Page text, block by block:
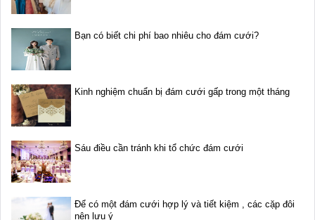
Bạn có biết chi phí bao nhiêu cho đám cưới?
Kinh nghiệm chuẩn bị đám cưới gấp trong một tháng
Sáu điều cần tránh khi tổ chức đám cưới
Để có một đám cưới hợp lý và tiết kiệm , các cặp đôi
nên lưu ý